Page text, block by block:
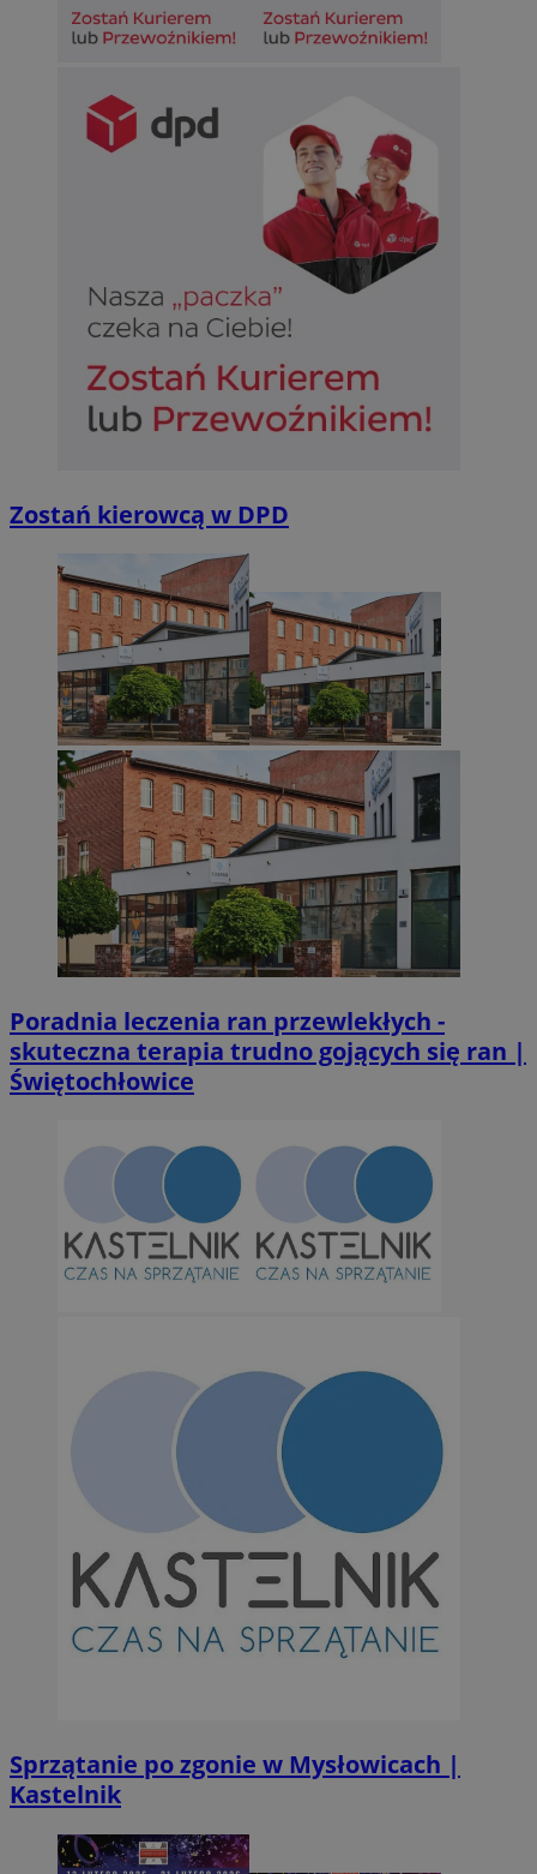
Zostań kierowcą w DPD
Poradnia leczenia ran przewlekłych -
skuteczna terapia trudno gojących się ran |
Świętochłowice
Sprzątanie po zgonie w Mysłowicach |
Kastelnik